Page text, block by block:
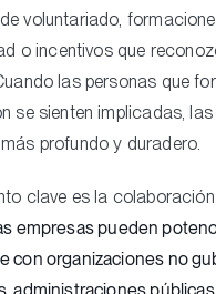
voluntariado,
o incentivos que
las personas que
se sienten implicadas,
profundo y duradero.
clave es la
empresas pueden
con organizaciones no
administraciones